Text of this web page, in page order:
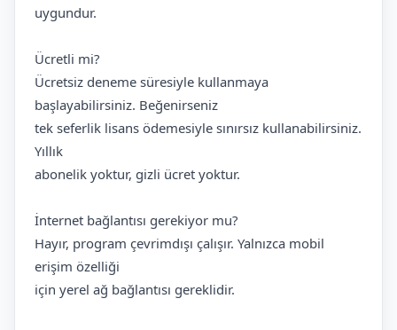
uygundur.
Ücretli mi?
Ücretsiz deneme süresiyle kullanmaya
başlayabilirsiniz. Beğenirseniz
tek seferlik lisans ödemesiyle sınırsız kullanabilirsiniz.
Yıllık
abonelik yoktur, gizli ücret yoktur.
İnternet bağlantısı gerekiyor mu?
Hayır, program çevrimdışı çalışır. Yalnızca mobil
erişim özelliği
için yerel ağ bağlantısı gereklidir.